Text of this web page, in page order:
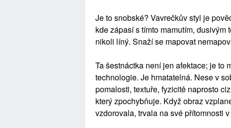
Je to snobské? Vavrečkův styl je
kde zápasí s tímto mamutím,
nikoli líný. Snaží se mapovat
Ta šestnáctka není jen afektace; je to
technologie. Je hmatatelná. Nese v
pomalosti, textuře, fyzicitě naprosto
který zpochybňuje. Když obraz
vzdorovala, trvala na své přítomnosti